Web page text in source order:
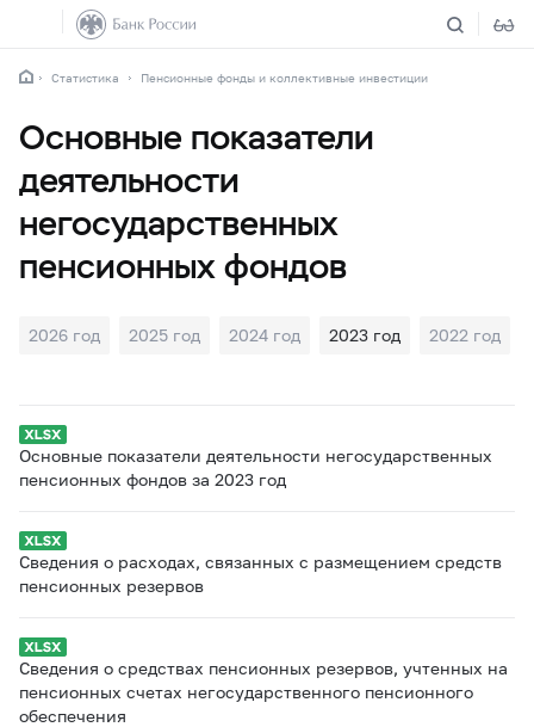
Статистика Пенсионные фонды и коллективные инвестиции
Основные показатели
деятельности
негосударственных
пенсионных фондов
2026 год 2025 год 2024 год 2023 год 2022 год
Основные показатели деятельности негосударственных
пенсионных фондов за 2023 год
Сведения о расходах, связанных с размещением средств
пенсионных резервов
Сведения о средствах пенсионных резервов, учтенных на
пенсионных счетах негосударственного пенсионного
обеспечения